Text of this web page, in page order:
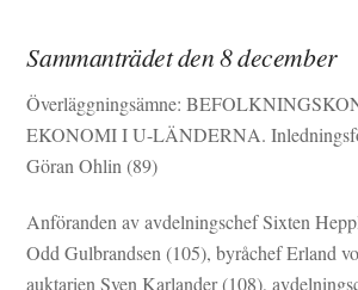
Sammanträdet den 8 december
Överläggningsämne:
EKONOMI I U-LÄNDERNA.
Göran Ohlin (89)
Anföranden av avdelningschef Sixten
Odd Gulbrandsen (105), byråchef Erland
auktarien Sven Karlander (108),